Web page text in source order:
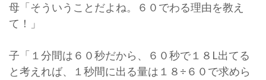
母「そういうことだよね。６０でわる理由を教え
て！」
子「１分間は６０秒だから、６０秒で１８L出てる
と考えれば、１秒間に出る量は１８÷６０で求めら